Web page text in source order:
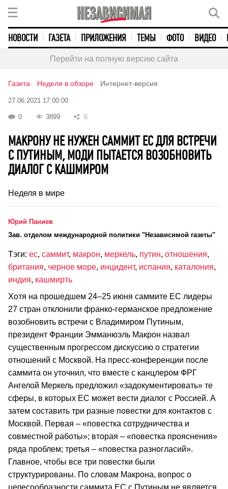
НОВОСТИ ГАЗЕТА ПРИЛОЖЕНИЯ ТЕМЫ ФОТО ВИДЕО
Перейти на полную версию сайта
Газета Неделя в обзоре Интернет-версия
27.06.2021 17:00:00
0 3899 6
МАКРОНУ НЕ НУЖЕН САММИТ ЕС ДЛЯ ВСТРЕЧИ
С ПУТИНЫМ, МОДИ ПЫТАЕТСЯ ВОЗОБНОВИТЬ
ДИАЛОГ С КАШМИРОМ
Неделя в мире
Юрий Паниев
Зав. отделом международной политики "Независимой газеты"
Тэги: ес, саммит, макрон, меркель, путин, отношения,
британия, черное море, инцидент, испания, каталония,
индия, кашмирть
Хотя на прошедшем 24–25 июня саммите ЕС лидеры
27 стран отклонили франко-германское предложение
возобновить встречи с Владимиром Путиным,
президент Франции Эмманюэль Макрон назвал
существенным прогрессом дискуссию о стратегии
отношений с Москвой. На пресс-конференции после
саммита он уточнил, что вместе с канцлером ФРГ
Ангелой Меркель предложил «задокументировать» те
сферы, в которых ЕС может вести диалог с Россией. А
затем составить три разные повестки для контактов с
Москвой. Первая – «повестка сотрудничества и
совместной работы»; вторая – «повестка прояснения»
ряда проблем; третья – «повестка разногласий».
Главное, чтобы все три повестки были
структурированы. По словам Макрона, вопрос о
целесообразности саммита ЕС с Путиным не является